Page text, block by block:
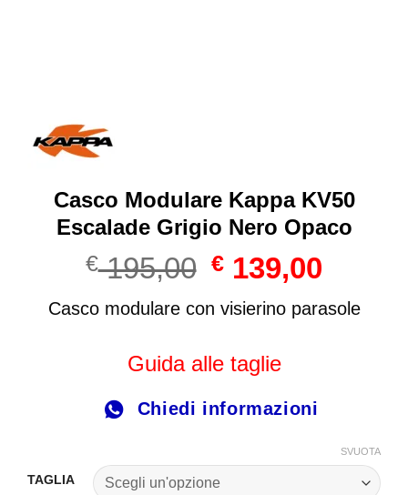
Casco Modulare Kappa KV50
Escalade Grigio Nero Opaco
€195,00 Il
prezzo
originale
€ 195,00.
€ 139,00
attuale
Casco modulare con visierino parasole
Guida alle taglie
Chiedi informazioni
TAGLIA
SVUOTA